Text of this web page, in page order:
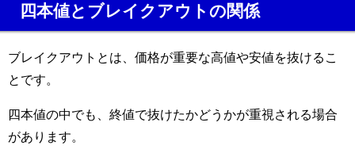
四本値とブレイクアウトの関係
ブレイクアウトとは、価格が重要な高値や安値を抜けるこ
とです。
四本値の中でも、終値で抜けたかどうかが重視される場合
があります。